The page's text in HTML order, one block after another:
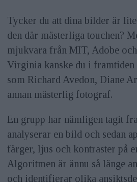
Tycker du att dina bilder är
den där mästerliga touchen?
mjukvara från MIT, Adobe
Virginia kanske du i framtiden
som Richard Avedon, Diane
annan mästerlig fotograf.
En grupp har nämligen tagit
analyserar en bild och sedan
färger, ljus och kontraster på
Algoritmen är ännu så länge
och identifierar olika